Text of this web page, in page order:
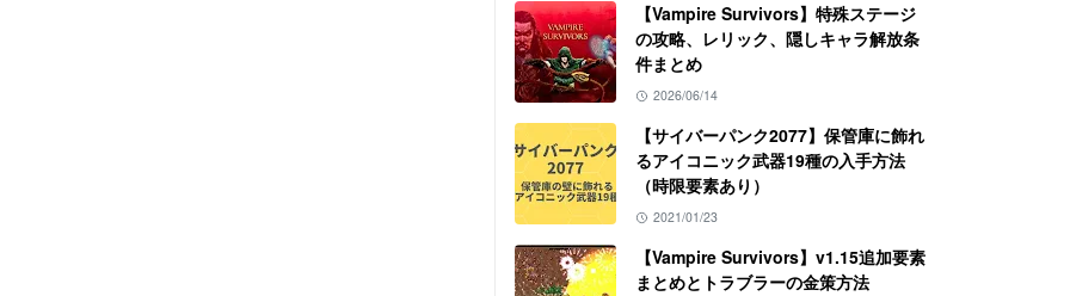
【Vampire Survivors】特殊ステージ
の攻略、レリック、隠しキャラ解放条
件まとめ
2026/06/14
【サイバーパンク2077】保管庫に飾れ
るアイコニック武器19種の入手方法
（時限要素あり）
2021/01/23
【Vampire Survivors】v1.15追加要素
まとめとトラブラーの金策方法